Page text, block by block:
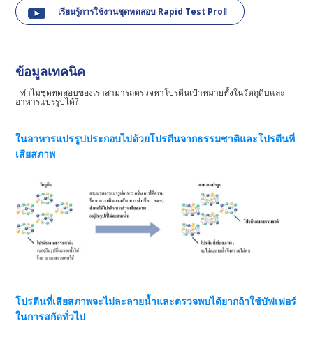
เรียนรู้การใช้งานชุดทดสอบ Rapid Test ProⅡ
ข้อมูลเทคนิค
- ทำไมชุดทดสอบของเราสามารถตรวจหาโปรตีนเป้าหมายทั้งในวัตถุดิบและ
อาหารแปรรูปได้?
ในอาหารแปรรูปประกอบไปด้วยโปรตีนจากธรรมชาติและโปรตีนที่
เสียสภาพ
โปรตีนที่เสียสภาพจะไม่ละลายน้ำและตรวจพบได้ยากถ้าใช้บัฟเฟอร์
ในการสกัดทั่วไป